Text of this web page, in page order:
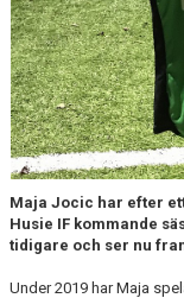
Maja Jocic har efter
Husie IF kommande
tidigare och ser nu
Under 2019 har Maja